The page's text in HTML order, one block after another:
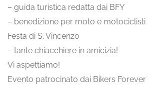
– guida turistica redatta dai BFY
– benedizione per moto e motociclisti
Festa di S. Vincenzo
– tante chiacchiere in amicizia!
Vi aspettiamo!
Evento patrocinato dai Bikers Forever